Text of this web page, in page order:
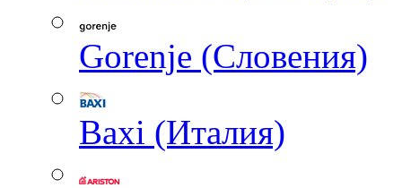
Gorenje (Словения)
Baxi (Италия)